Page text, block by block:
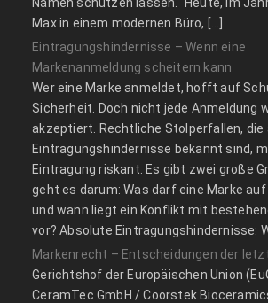
Max in einem modernen Büro, […]
Eintragungshindernisse – Wenn eine
Markenanmeldung scheitern kann
Wer eine Marke anmeldet, hofft auf
Sicherheit. Doch nicht jede Anmeldung
akzeptiert. Rechtliche Stolperfallen, die
Eintragungshindernisse bekannt sind,
Eintragung riskant. Es gibt zwei große
geht es darum: Was darf eine Marke auf
und wann liegt ein Konflikt mit
vor? Absolute Eintragungshindernisse:
Markenrecht – Entscheidungen der
Gerichtshof der Europäischen Union
CeramTec GmbH / Coorstek